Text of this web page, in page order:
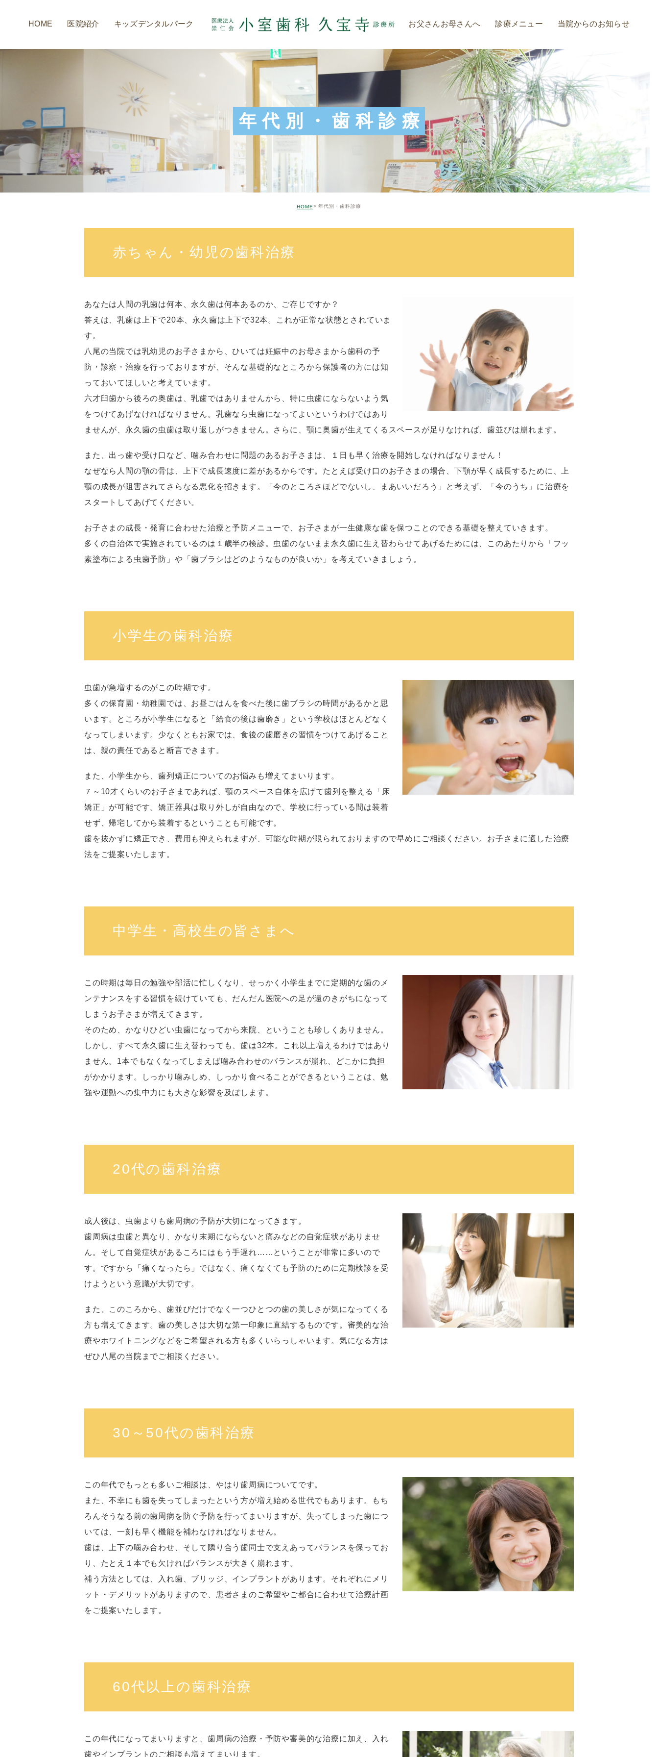
HOME 医院紹介 キッズデンタルパーク お父さんお母さんへ 診療メニュー
診療の流れ
虫歯治療
歯周病予防・治療
インプラント
入れ歯
ホワイトニング
審美治療
矯正治療
当院からのお知らせ
年代別・歯科診療
HOME 年代別・歯科診療
赤ちゃん・幼児の歯科治療
あなたは人間の乳歯は何本、永久歯は何本あるのか、ご存じですか？
答えは、乳歯は上下で20本、永久歯は上下で32本。これが正常な状態とされていま
す。
八尾の当院では乳幼児のお子さまから、ひいては妊娠中のお母さまから歯科の予
防・診察・治療を行っておりますが、そんな基礎的なところから保護者の方には知
っておいてほしいと考えています。
六才臼歯から後ろの奥歯は、乳歯ではありませんから、特に虫歯にならないよう気
をつけてあげなければなりません。乳歯なら虫歯になってよいというわけではあり
ませんが、永久歯の虫歯は取り返しがつきません。さらに、顎に奥歯が生えてくるスペースが足りなければ、歯並びは崩れます。
また、出っ歯や受け口など、噛み合わせに問題のあるお子さまは、１日も早く治療を開始しなければなりません！
なぜなら人間の顎の骨は、上下で成長速度に差があるからです。たとえば受け口のお子さまの場合、下顎が早く成長するために、上
顎の成長が阻害されてさらなる悪化を招きます。「今のところさほどでないし、まあいいだろう」と考えず、「今のうち」に治療を
スタートしてあげてください。
お子さまの成長・発育に合わせた治療と予防メニューで、お子さまが一生健康な歯を保つことのできる基礎を整えていきます。
多くの自治体で実施されているのは１歳半の検診。虫歯のないまま永久歯に生え替わらせてあげるためには、このあたりから「フッ
素塗布による虫歯予防」や「歯ブラシはどのようなものが良いか」を考えていきましょう。
小学生の歯科治療
虫歯が急増するのがこの時期です。
多くの保育園・幼稚園では、お昼ごはんを食べた後に歯ブラシの時間があるかと思
います。ところが小学生になると「給食の後は歯磨き」という学校はほとんどなく
なってしまいます。少なくともお家では、食後の歯磨きの習慣をつけてあげること
は、親の責任であると断言できます。
また、小学生から、歯列矯正についてのお悩みも増えてまいります。
７～10才くらいのお子さまであれば、顎のスペース自体を広げて歯列を整える「床
矯正」が可能です。矯正器具は取り外しが自由なので、学校に行っている間は装着
せず、帰宅してから装着するということも可能です。
歯を抜かずに矯正でき、費用も抑えられますが、可能な時期が限られておりますので早めにご相談ください。お子さまに適した治療
法をご提案いたします。
中学生・高校生の皆さまへ
この時期は毎日の勉強や部活に忙しくなり、せっかく小学生までに定期的な歯のメ
ンテナンスをする習慣を続けていても、だんだん医院への足が遠のきがちになって
しまうお子さまが増えてきます。
そのため、かなりひどい虫歯になってから来院、ということも珍しくありません。
しかし、すべて永久歯に生え替わっても、歯は32本。これ以上増えるわけではあり
ません。1本でもなくなってしまえば噛み合わせのバランスが崩れ、どこかに負担
がかかります。しっかり噛みしめ、しっかり食べることができるということは、勉
強や運動への集中力にも大きな影響を及ぼします。
20代の歯科治療
成人後は、虫歯よりも歯周病の予防が大切になってきます。
歯周病は虫歯と異なり、かなり末期にならないと痛みなどの自覚症状がありませ
ん。そして自覚症状があるころにはもう手遅れ……ということが非常に多いので
す。ですから「痛くなったら」ではなく、痛くなくても予防のために定期検診を受
けようという意識が大切です。
また、このころから、歯並びだけでなく一つひとつの歯の美しさが気になってくる
方も増えてきます。歯の美しさは大切な第一印象に直結するものです。審美的な治
療やホワイトニングなどをご希望される方も多くいらっしゃいます。気になる方は
ぜひ八尾の当院までご相談ください。
30～50代の歯科治療
この年代でもっとも多いご相談は、やはり歯周病についてです。
また、不幸にも歯を失ってしまったという方が増え始める世代でもあります。もち
ろんそうなる前の歯周病を防ぐ予防を行ってまいりますが、失ってしまった歯につ
いては、一刻も早く機能を補わなければなりません。
歯は、上下の噛み合わせ、そして隣り合う歯同士で支えあってバランスを保ってお
り、たとえ１本でも欠ければバランスが大きく崩れます。
補う方法としては、入れ歯、ブリッジ、インプラントがあります。それぞれにメリ
ット・デメリットがありますので、患者さまのご希望やご都合に合わせて治療計画
をご提案いたします。
60代以上の歯科治療
この年代になってまいりますと、歯周病の治療・予防や審美的な治療に加え、入れ
歯やインプラントのご相談も増えてまいります。